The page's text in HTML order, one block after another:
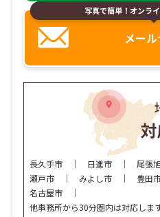
写真で簡単！オンラ
メール
長久手市 ｜ 日進市 ｜ 尾張
瀬戸市 ｜ みよし市 ｜
豊田
名古屋市 ｜
他事務所から30分圏内は対応しま